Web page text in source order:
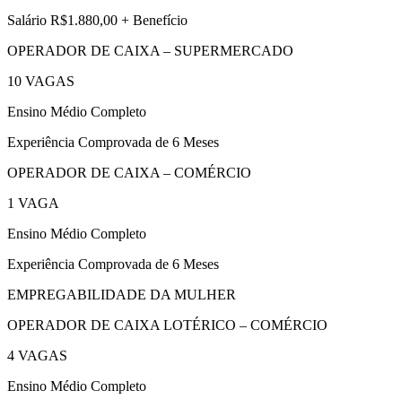
Salário R$1.880,00 + Benefício
OPERADOR DE CAIXA – SUPERMERCADO
10 VAGAS
Ensino Médio Completo
Experiência Comprovada de 6 Meses
OPERADOR DE CAIXA – COMÉRCIO
1 VAGA
Ensino Médio Completo
Experiência Comprovada de 6 Meses
EMPREGABILIDADE DA MULHER
OPERADOR DE CAIXA LOTÉRICO – COMÉRCIO
4 VAGAS
Ensino Médio Completo